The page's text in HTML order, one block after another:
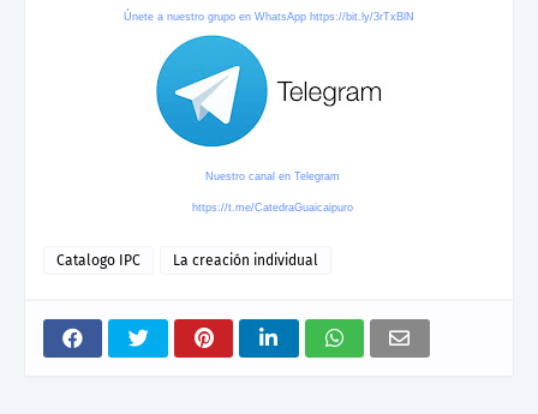
Únete a nuestro grupo en WhatsApp https://bit.ly/3rTxBlN
Nuestro canal en Telegram
https://t.me/CatedraGuaicaipuro
Catalogo IPC La creación individual